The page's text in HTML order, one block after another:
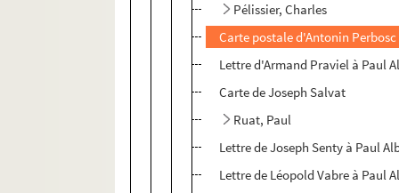
Pélissier, Charles
Carte postale d'Antonin Perbosc
Lettre d'Armand Praviel à Paul
Carte de Joseph Salvat
Ruat, Paul
Lettre de Joseph Senty à Paul
Lettre de Léopold Vabre à Paul